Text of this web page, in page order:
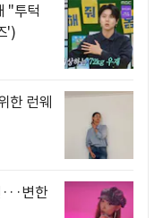
"투턱
')
한 런웨
변한